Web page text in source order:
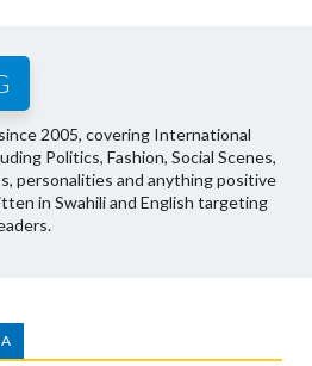
2005, covering International
Politics, Fashion, Social Scenes,
personalities and anything positive
in Swahili and English targeting